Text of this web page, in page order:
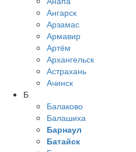
Ангарск
Арзамас
Армавир
Артём
Архангельск
Астрахань
Ачинск
Б
Балаково
Балашиха
Барнаул
Батайск